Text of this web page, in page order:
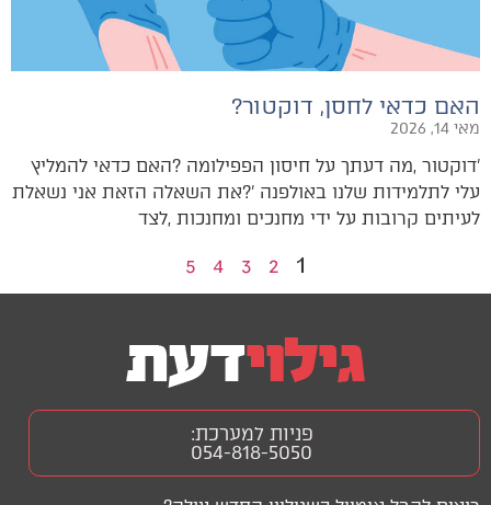
האם כדאי לחסן, דוקטור?
מאי 14, 2026
‬לעיתים‭ ‬קרובות‭ ‬על‭ ‬ידי‭ ‬מחנכים‭ ‬ומחנכות‭, ‬לצד‭
1
2
3
4
5
פניות למערכת:
054-818-5050